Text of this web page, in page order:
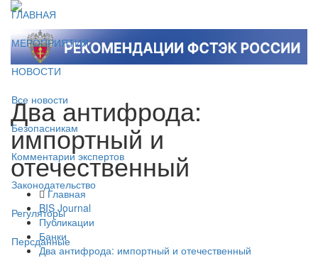
ГЛАВНАЯ
МЕРОПРИЯТИЯ
НОВОСТИ
Все новости
Безопасникам
Комментарии экспертов
Законодательство
Регуляторы
Персданные
Два антифрода:
импортный и
отечественный
Главная
BIS Journal
Публикации
Банки
Два антифрода: импортный и отечественный